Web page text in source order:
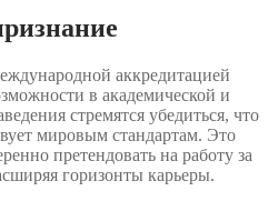
аккредитацией
в академической и
стремятся убедиться, что
мировым стандартам. Это
претендовать на работу за
горизонты карьеры.